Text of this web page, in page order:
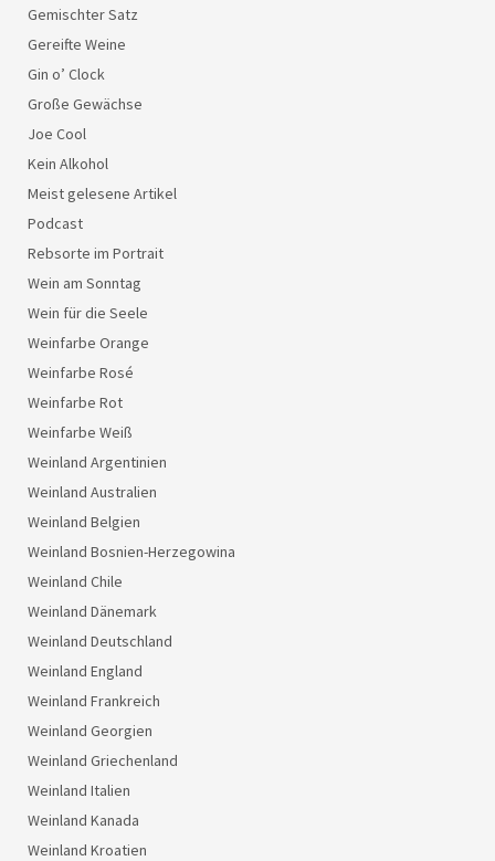
Gemischter Satz
Gereifte Weine
Gin o’ Clock
Große Gewächse
Joe Cool
Kein Alkohol
Meist gelesene Artikel
Podcast
Rebsorte im Portrait
Wein am Sonntag
Wein für die Seele
Weinfarbe Orange
Weinfarbe Rosé
Weinfarbe Rot
Weinfarbe Weiß
Weinland Argentinien
Weinland Australien
Weinland Belgien
Weinland Bosnien-Herzegowina
Weinland Chile
Weinland Dänemark
Weinland Deutschland
Weinland England
Weinland Frankreich
Weinland Georgien
Weinland Griechenland
Weinland Italien
Weinland Kanada
Weinland Kroatien